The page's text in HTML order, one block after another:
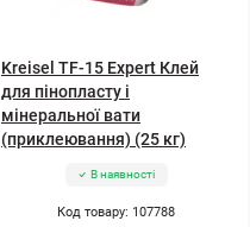
Kreisel TF-15 Expert Клей
для пінопласту і
мінеральної вати
(приклеювання) (25 кг)
В наявності
Код товару: 107788